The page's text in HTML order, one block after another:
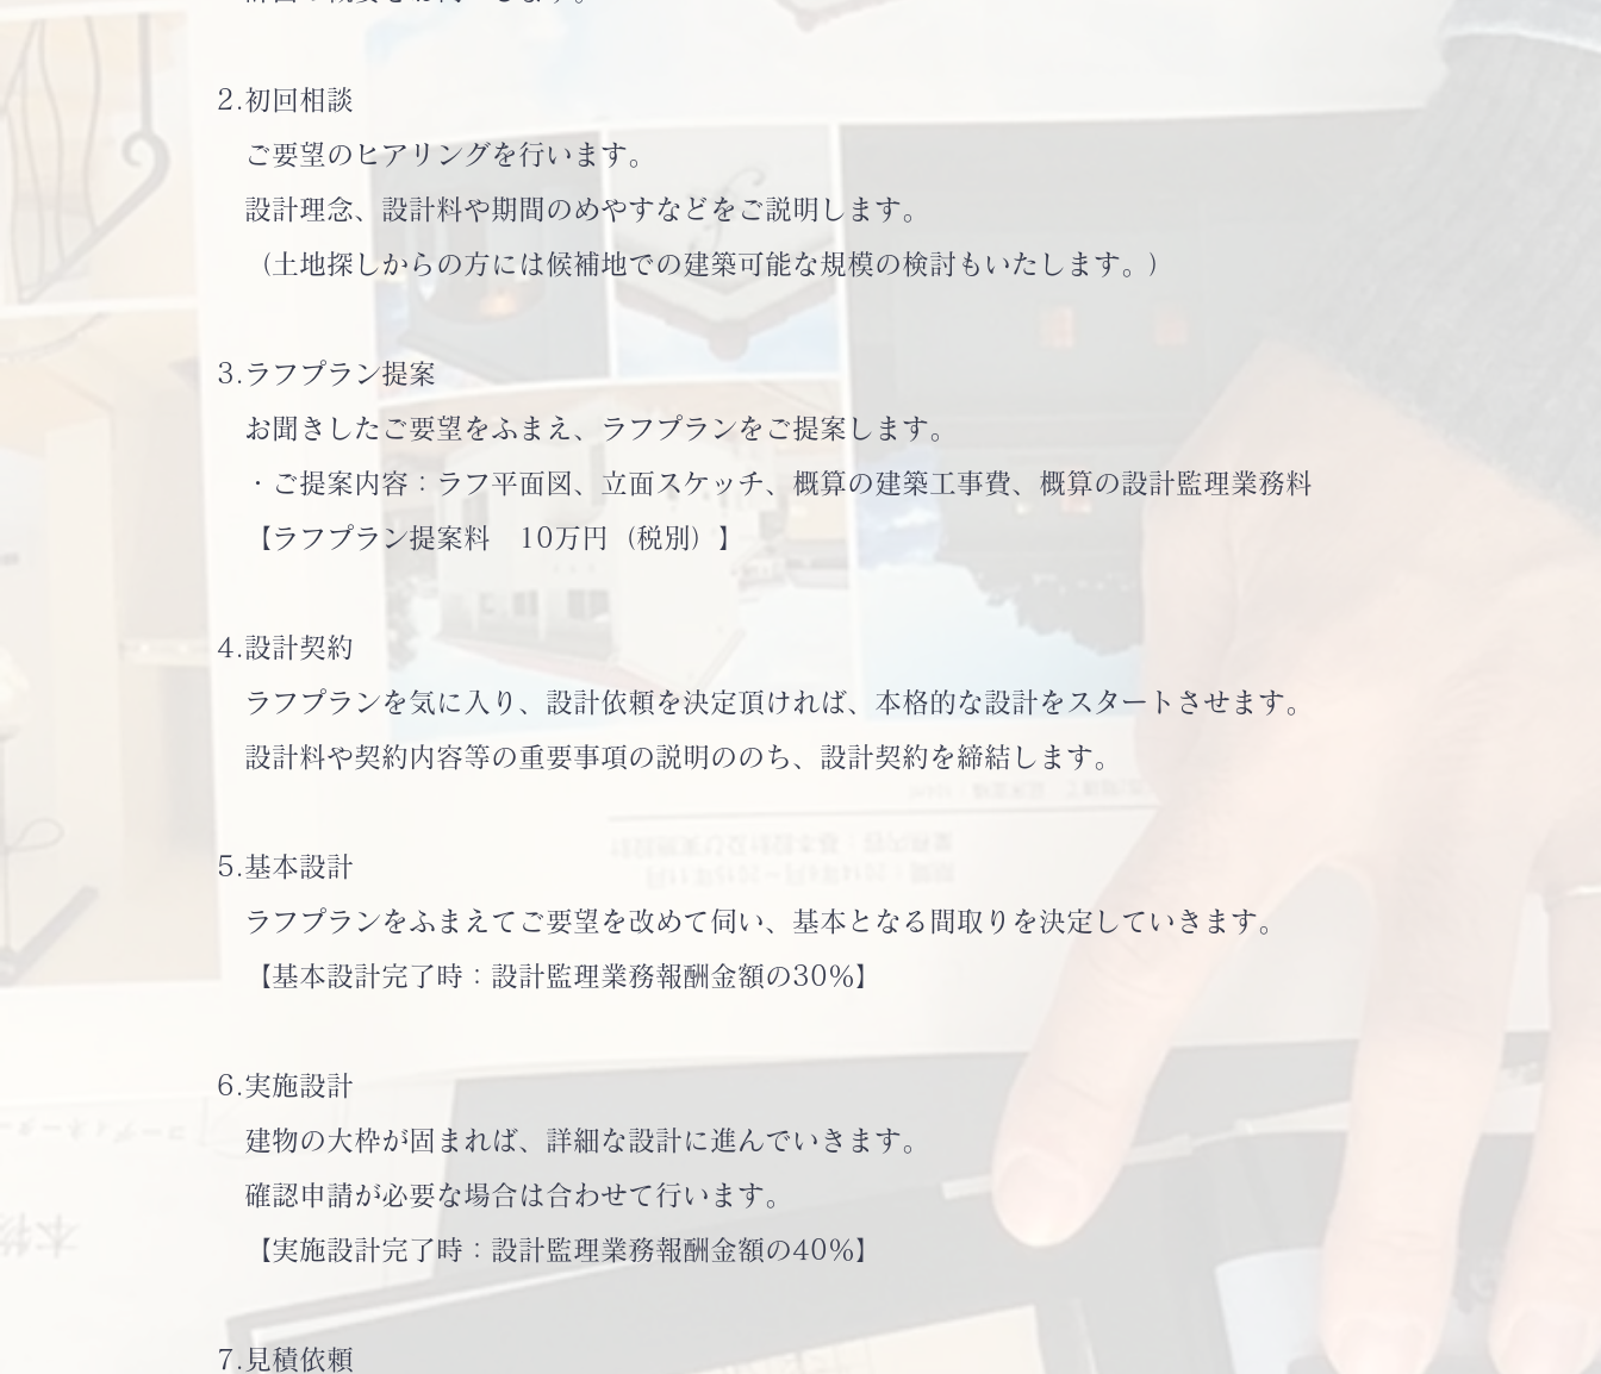
2.初回相談
ご要望のヒアリングを行います。
設計理念、設計料や期間のめやすなどをご説明します。
（土地探しからの方には候補地での建築可能な規模の検討もいたします。）
3.ラフプラン提案
お聞きしたご要望をふまえ、ラフプランをご提案します。
・ご提案内容：ラフ平面図、立面スケッチ、概算の建築工事費、概算の設計監理業務料
【ラフプラン提案料 10万円（税別）】
4.設計契約
ラフプランを気に入り、設計依頼を決定頂ければ、本格的な設計をスタートさせます。
設計料や契約内容等の重要事項の説明ののち、設計契約を締結します。
5.基本設計
ラフプランをふまえてご要望を改めて伺い、基本となる間取りを決定していきます。
【基本設計完了時：設計監理業務報酬金額の30％】
6.実施設計
建物の大枠が固まれば、詳細な設計に進んでいきます。
確認申請が必要な場合は合わせて行います。
【実施設計完了時：設計監理業務報酬金額の40％】
7.見積依頼